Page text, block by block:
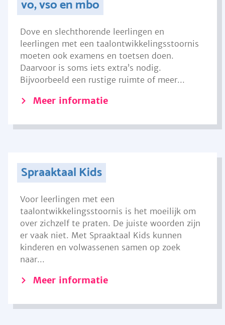
vo, vso en mbo
Dove en slechthorende leerlingen en
leerlingen met een taalontwikkelingsstoornis
moeten ook examens en toetsen doen.
Daarvoor is soms iets extra’s nodig.
Bijvoorbeeld een rustige ruimte of meer...
Meer informatie
Spraaktaal Kids
Voor leerlingen met een
taalontwikkelingsstoornis is het moeilijk om
over zichzelf te praten. De juiste woorden zijn
er vaak niet. Met Spraaktaal Kids kunnen
kinderen en volwassenen samen op zoek
naar...
Meer informatie